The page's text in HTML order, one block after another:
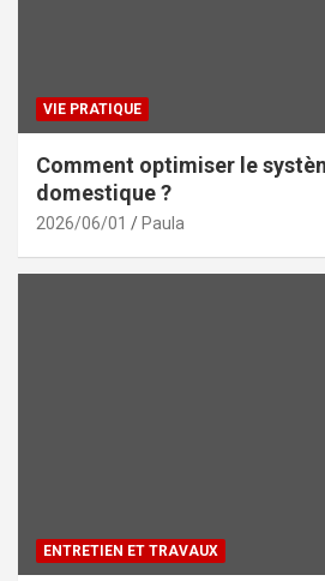
VIE PRATIQUE
Comment optimiser le
domestique ?
2026/06/01 Paula
ENTRETIEN ET TRAVAUX